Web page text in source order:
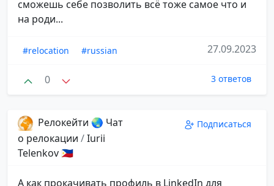
сможешь себе позволить всё тоже самое что и
на роди...
#relocation #russian 27.09.2023
0 3 ответов
Релокейти 🌏 Чат
о релокации /Iurii
Telenkov 🇵🇭
Подписаться
А как прокачивать профиль в LinkedIn для